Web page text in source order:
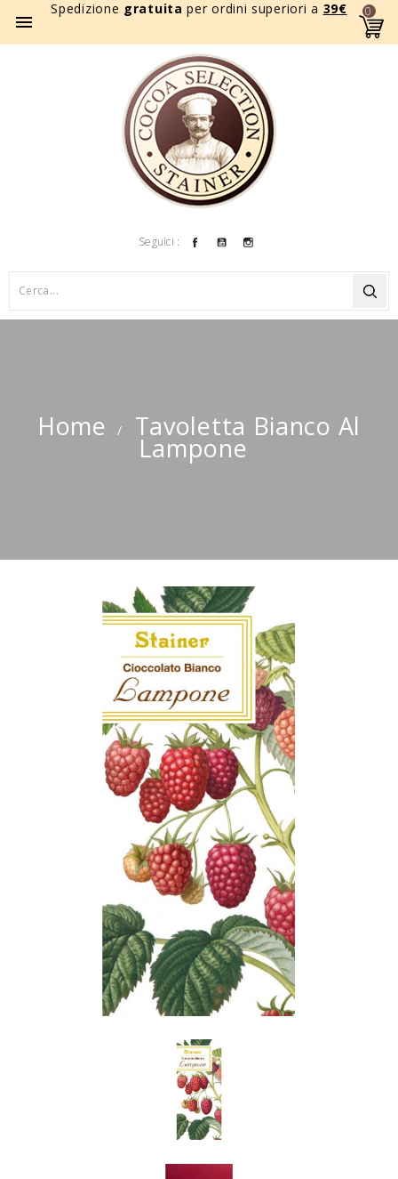
Spedizione gratuita per ordini superiori a 39€

0
Seguici : FacebookYouTube
Home Tavoletta Bianco Al
Lampone